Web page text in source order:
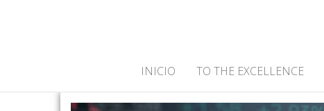
INICIO TO THE EXCELLENCE